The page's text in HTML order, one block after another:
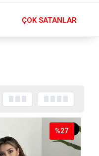
ÇOK SATANLAR
%27
%27